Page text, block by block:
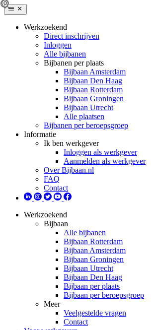
Werkzoekend
Direct inschrijven
Inloggen
Alle bijbanen
Bijbanen per plaats
Bijbaan Amsterdam
Bijbaan Den Haag
Bijbaan Rotterdam
Bijbaan Groningen
Bijbaan Utrecht
Alle plaatsen
Bijbanen per beroepsgroep
Informatie
Ik ben werkgever
Inloggen als werkgever
Aanmelden als werkgever
Over Bijbaan.nl
FAQ
Contact
Werkzoekend
Bijbaan
Alle bijbanen
Bijbaan Rotterdam
Bijbaan Amsterdam
Bijbaan Groningen
Bijbaan Utrecht
Bijbaan Den Haag
Bijbaan per plaats
Bijbaan per beroepsgroep
Meer
Veelgestelde vragen
Contact